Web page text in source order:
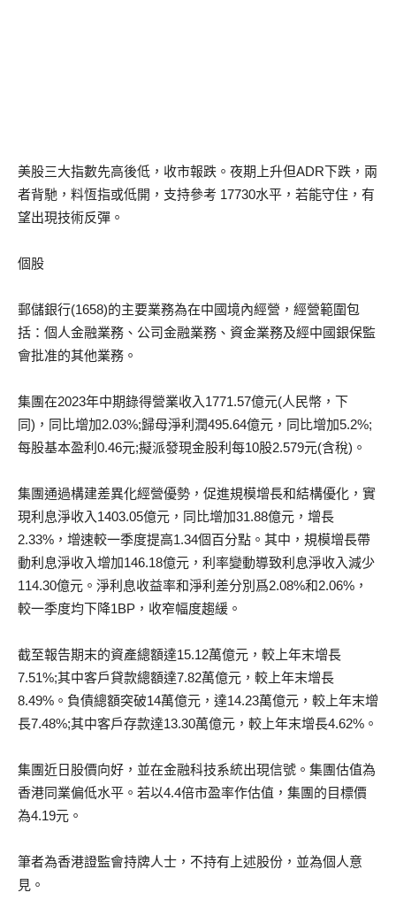
美股三大指數先高後低，收市報跌。夜期上升但ADR下跌，兩
者背馳，料恆指或低開，支持參考 17730水平，若能守住，有
望出現技術反彈。
個股
郵儲銀行(1658)的主要業務為在中國境內經營，經營範圍包
括：個人金融業務、公司金融業務、資金業務及經中國銀保監
會批准的其他業務。
集團在2023年中期錄得營業收入1771.57億元(人民幣，下
同)，同比增加2.03%;歸母淨利潤495.64億元，同比增加5.2%;
每股基本盈利0.46元;擬派發現金股利每10股2.579元(含稅)。
集團通過構建差異化經營優勢，促進規模增長和結構優化，實
現利息淨收入1403.05億元，同比增加31.88億元，增長
2.33%，增速較一季度提高1.34個百分點。其中，規模增長帶
動利息淨收入增加146.18億元，利率變動導致利息淨收入減少
114.30億元。淨利息收益率和淨利差分別爲2.08%和2.06%，
較一季度均下降1BP，收窄幅度趨緩。
截至報告期末的資產總額達15.12萬億元，較上年末增長
7.51%;其中客戶貸款總額達7.82萬億元，較上年末增長
8.49%。負債總額突破14萬億元，達14.23萬億元，較上年末增
長7.48%;其中客戶存款達13.30萬億元，較上年末增長4.62%。
集團近日股價向好，並在金融科技系統出現信號。集團估值為
香港同業偏低水平。若以4.4倍市盈率作估值，集團的目標價
為4.19元。
筆者為香港證監會持牌人士，不持有上述股份，並為個人意
見。